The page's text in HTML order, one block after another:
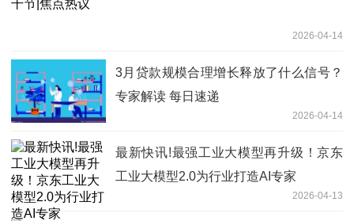
2026-04-14
3月贷款规模合理增长释放了什么信号？
专家解读 每日速递
2026-04-14
最新快讯!最强工业大模型再升级！京东
工业大模型2.0为行业打造AI专家
2026-04-13